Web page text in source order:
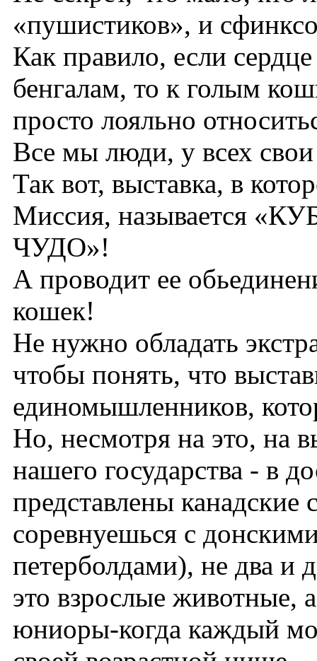
«пушистиков», и
Как правило, если
бенгалам, то к голым
просто лояльно
Все мы люди, у всех
Так вот, выставка, в
Миссия, называется
ЧУДО»!
А проводит ее
кошек!
Не нужно обладать
чтобы понять, что
единомышленников,
Но, несмотря на это, на
нашего государства - в
представлены
соревнуешься с
петерболдами), не два и
это взрослые животные,
юниоры-когда каждый